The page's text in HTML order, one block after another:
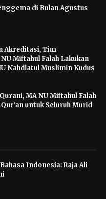
di Bulan Agustus
Akreditasi, Tim
Miftahul Falah Lakukan
Nahdlatul Muslimin Kudus
MA NU Miftahul Falah
untuk Seluruh Murid
Indonesia: Raja Ali